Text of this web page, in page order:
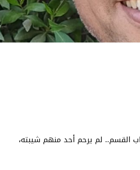
القسم.. لم يرحم أحد منهم شيبته،